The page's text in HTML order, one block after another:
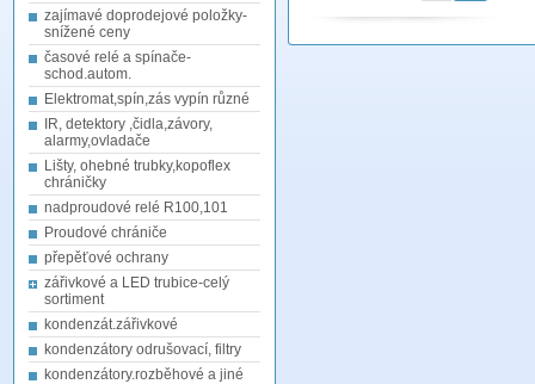
zajímavé doprodejové položky-
snížené ceny
časové relé a spínače-
schod.autom.
Elektromat,spín,zás vypín různé
IR, detektory ,čidla,závory,
alarmy,ovladače
Lišty, ohebné trubky,kopoflex
chráničky
nadproudové relé R100,101
Proudové chrániče
přepěťové ochrany
zářivkové a LED trubice-celý
sortiment
kondenzát.zářivkové
kondenzátory odrušovací, filtry
kondenzátory.rozběhové a jiné